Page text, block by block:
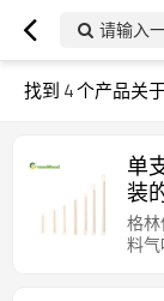
请输入
找到 4个产品关
单
装
格
料气